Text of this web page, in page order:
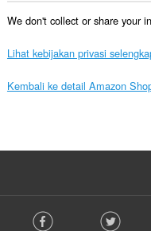
We don't collect or share your
Lihat kebijakan privasi
Kembali ke detail Amazon
o Facebook Twitter